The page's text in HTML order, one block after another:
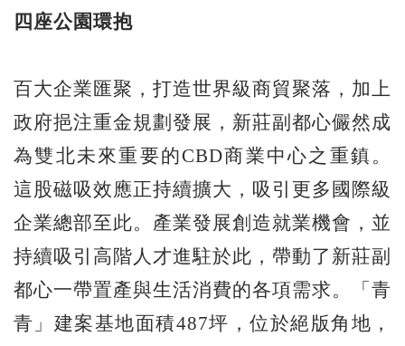
四座公園環抱
百大企業匯聚，打造世界級商貿聚落，加上
政府挹注重金規劃發展，新莊副都心儼然成
為雙北未來重要的CBD商業中心之重鎮。
這股磁吸效應正持續擴大，吸引更多國際級
企業總部至此。產業發展創造就業機會，並
持續吸引高階人才進駐於此，帶動了新莊副
都心一帶置產與生活消費的各項需求。「青
青」建案基地面積487坪，位於絕版角地，